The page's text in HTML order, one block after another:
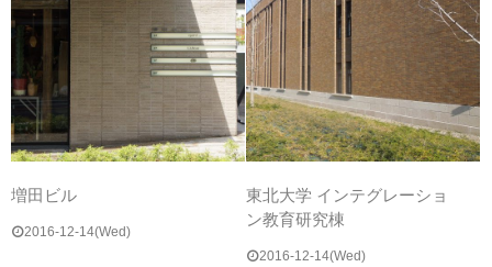
増田ビル
2016-12-14(Wed)
東北大学 インテグレーショ
ン教育研究棟
2016-12-14(Wed)